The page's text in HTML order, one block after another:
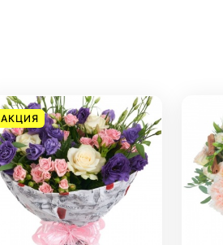
АКЦИЯ